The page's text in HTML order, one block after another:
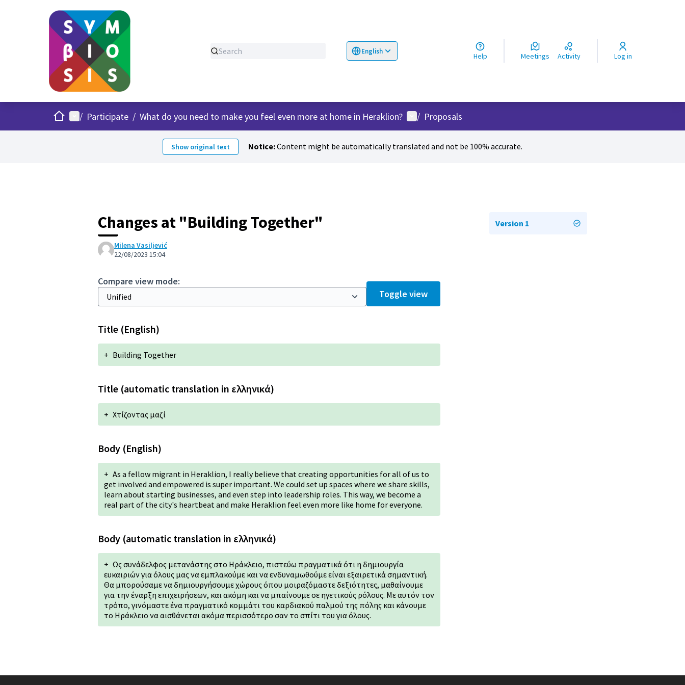
English
Choose language Help Meetings Activity Log in
HomeMain menu
/ Participate / What do you need to make you feel even more at home in Heraklion? User menu
/ Proposals
Show original text Notice:Content might be automatically translated and not be 100% accurate.
Changes at "Building Together"
Milena Vasiljević
22/08/2023 15:04
Compare view mode:
Toggle view
Title (English)
+ Building Together
Title (automatic translation in ελληνικά)
+ Χτίζοντας μαζί
Body (English)
+ As a fellow migrant in Heraklion, I really believe that creating opportunities for all of us to
get involved and empowered is super important. We could set up spaces where we share skills,
learn about starting businesses, and even step into leadership roles. This way, we become a
real part of the city's heartbeat and make Heraklion feel even more like home for everyone.
Body (automatic translation in ελληνικά)
+ Ως συνάδελφος μετανάστης στο Ηράκλειο, πιστεύω πραγματικά ότι η δημιουργία
ευκαιριών για όλους μας να εμπλακούμε και να ενδυναμωθούμε είναι εξαιρετικά σημαντική.
Θα μπορούσαμε να δημιουργήσουμε χώρους όπου μοιραζόμαστε δεξιότητες, μαθαίνουμε
για την έναρξη επιχειρήσεων, και ακόμη και να μπαίνουμε σε ηγετικούς ρόλους. Με αυτόν τον
τρόπο, γινόμαστε ένα πραγματικό κομμάτι του καρδιακού παλμού της πόλης και κάνουμε
το Ηράκλειο να αισθάνεται ακόμα περισσότερο σαν το σπίτι του για όλους.
Version 1